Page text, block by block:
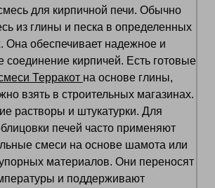
для кирпичной печи. Обычно
из глины и песка в определенных
Она обеспечивает надежное и
соединение кирпичей. Есть готовые
Терракот на основе глины,
взять в строительных магазинах.
растворы и штукатурки. Для
печей часто применяют
смеси на основе шамота или
материалов. Они переносят
и поддерживают